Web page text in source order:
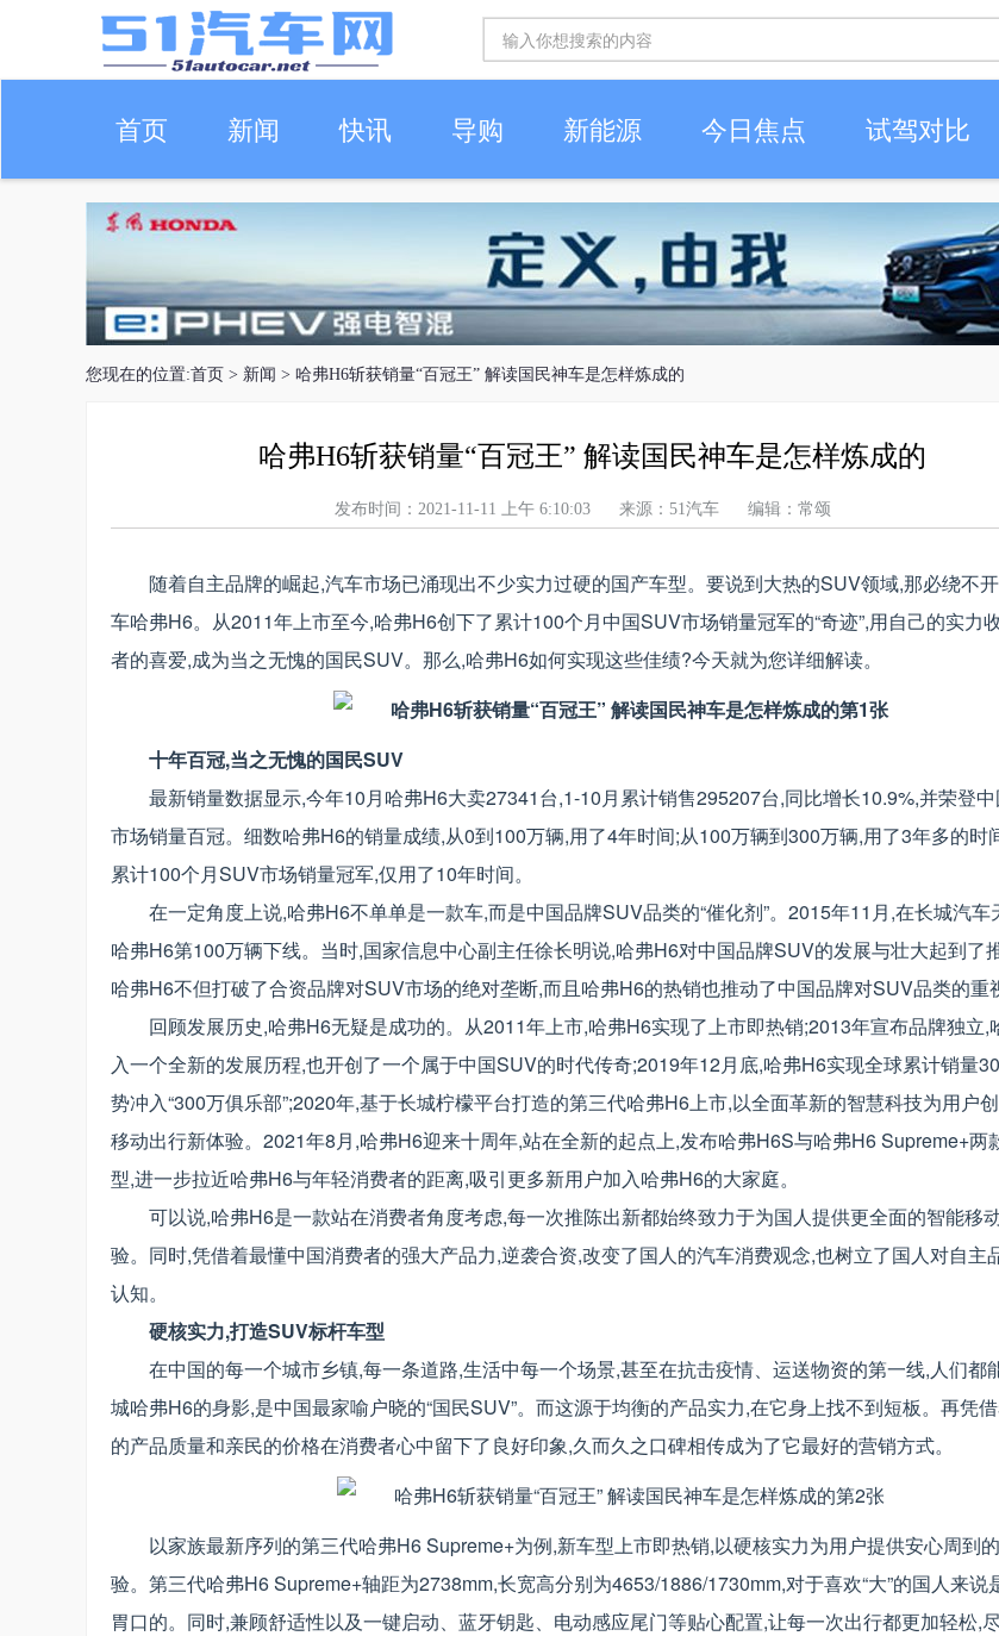
首页 新闻 快讯 导购 新能源 今日焦点 试驾对比
车生活
您现在的位置:首页 > 新闻 > 哈弗H6斩获销量“百冠王” 解读国民神车是怎样炼成的
哈弗H6斩获销量“百冠王” 解读国民神车是怎样炼成的
发布时间：2021-11-11 上午 6:10:03 来源：51汽车 编辑：常颂
随着自主品牌的崛起,汽车市场已涌现出不少实力过硬的国产车型。要说到大热的SUV领域,那必绕不
车哈弗H6。从2011年上市至今,哈弗H6创下了累计100个月中国SUV市场销量冠军的“奇迹”,用自己的实力
者的喜爱,成为当之无愧的国民SUV。那么,哈弗H6如何实现这些佳绩?今天就为您详细解读。
十年百冠,当之无愧的国民SUV
最新销量数据显示,今年10月哈弗H6大卖27341台,1-10月累计销售295207台,同比增长10.9%,并荣登
市场销量百冠。细数哈弗H6的销量成绩,从0到100万辆,用了4年时间;从100万辆到300万辆,用了3年多的时
累计100个月SUV市场销量冠军,仅用了10年时间。
在一定角度上说,哈弗H6不单单是一款车,而是中国品牌SUV品类的“催化剂”。2015年11月,在长城汽车
哈弗H6第100万辆下线。当时,国家信息中心副主任徐长明说,哈弗H6对中国品牌SUV的发展与壮大起到了
哈弗H6不但打破了合资品牌对SUV市场的绝对垄断,而且哈弗H6的热销也推动了中国品牌对SUV品类的重
回顾发展历史,哈弗H6无疑是成功的。从2011年上市,哈弗H6实现了上市即热销;2013年宣布品牌独立,
入一个全新的发展历程,也开创了一个属于中国SUV的时代传奇;2019年12月底,哈弗H6实现全球累计销量
势冲入“300万俱乐部”;2020年,基于长城柠檬平台打造的第三代哈弗H6上市,以全面革新的智慧科技为用户
移动出行新体验。2021年8月,哈弗H6迎来十周年,站在全新的起点上,发布哈弗H6S与哈弗H6 Supreme+两
型,进一步拉近哈弗H6与年轻消费者的距离,吸引更多新用户加入哈弗H6的大家庭。
可以说,哈弗H6是一款站在消费者角度考虑,每一次推陈出新都始终致力于为国人提供更全面的智能移
验。同时,凭借着最懂中国消费者的强大产品力,逆袭合资,改变了国人的汽车消费观念,也树立了国人对自主
认知。
硬核实力,打造SUV标杆车型
在中国的每一个城市乡镇,每一条道路,生活中每一个场景,甚至在抗击疫情、运送物资的第一线,人们都
城哈弗H6的身影,是中国最家喻户晓的“国民SUV”。而这源于均衡的产品实力,在它身上找不到短板。再凭
的产品质量和亲民的价格在消费者心中留下了良好印象,久而久之口碑相传成为了它最好的营销方式。
以家族最新序列的第三代哈弗H6 Supreme+为例,新车型上市即热销,以硬核实力为用户提供安心周到
验。第三代哈弗H6 Supreme+轴距为2738mm,长宽高分别为4653/1886/1730mm,对于喜欢“大”的国人来说
胃口的。同时,兼顾舒适性以及一键启动、蓝牙钥匙、电动感应尾门等贴心配置,让每一次出行都更加轻松,